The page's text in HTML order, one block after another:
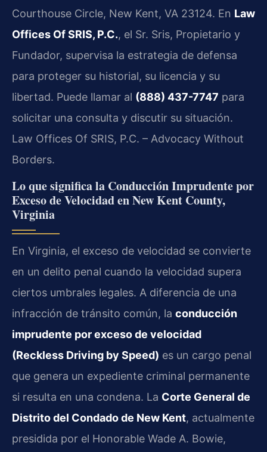
Courthouse Circle, New Kent, VA 23124. En Law
Offices Of SRIS, P.C., el Sr. Sris, Propietario y
Fundador, supervisa la estrategia de defensa
para proteger su historial, su licencia y su
libertad. Puede llamar al (888) 437-7747 para
solicitar una consulta y discutir su situación.
Law Offices Of SRIS, P.C. – Advocacy Without
Borders.
Lo que significa la Conducción Imprudente por
Exceso de Velocidad en New Kent County,
Virginia
En Virginia, el exceso de velocidad se convierte
en un delito penal cuando la velocidad supera
ciertos umbrales legales. A diferencia de una
infracción de tránsito común, la conducción
imprudente por exceso de velocidad
(Reckless Driving by Speed) es un cargo penal
que genera un expediente criminal permanente
si resulta en una condena. La Corte General de
Distrito del Condado de New Kent, actualmente
presidida por el Honorable Wade A. Bowie,